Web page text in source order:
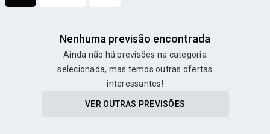
Nenhuma previsão encontrada
Ainda não há previsões na categoria
selecionada, mas temos outras ofertas
interessantes!
VER OUTRAS PREVISÕES